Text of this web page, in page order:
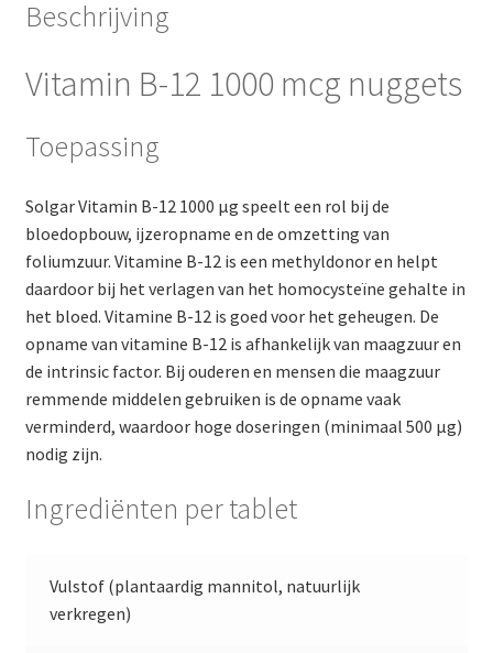
Beschrijving
Vitamin B-12 1000 mcg nuggets
Toepassing
Solgar Vitamin B-12 1000 µg speelt een rol bij de
bloedopbouw, ijzeropname en de omzetting van
foliumzuur. Vitamine B-12 is een methyldonor en helpt
daardoor bij het verlagen van het homocysteïne gehalte in
het bloed. Vitamine B-12 is goed voor het geheugen. De
opname van vitamine B-12 is afhankelijk van maagzuur en
de intrinsic factor. Bij ouderen en mensen die maagzuur
remmende middelen gebruiken is de opname vaak
verminderd, waardoor hoge doseringen (minimaal 500 µg)
nodig zijn.
Ingrediënten per tablet
Vulstof (plantaardig mannitol, natuurlijk
verkregen)